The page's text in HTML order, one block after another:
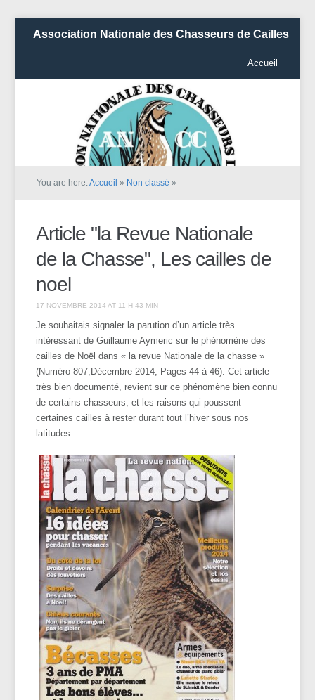
Association Nationale des Chasseurs de Cailles
Accueil
You are here:Accueil » Non classé »
Article "la Revue Nationale
de la Chasse", Les cailles de
noel
17 NOVEMBRE 2014 AT 11 H 43 MIN
Je souhaitais signaler la parution d’un article très
intéressant de Guillaume Aymeric sur le phénomène des
cailles de Noël dans « la revue Nationale de la chasse »
(Numéro 807,Décembre 2014, Pages 44 à 46). Cet article
très bien documenté, revient sur ce phénomène bien connu
de certains chasseurs, et les raisons qui poussent
certaines cailles à rester durant tout l’hiver sous nos
latitudes.